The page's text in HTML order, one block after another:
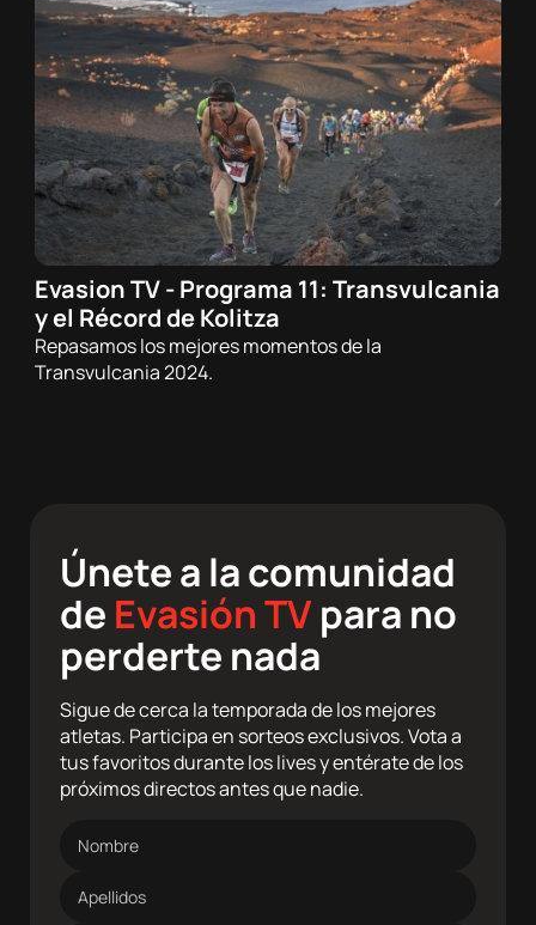
16/05/2024 - 21:00h
Trail
Evasion TV - Programa 11: Transvulcania
y el Récord de Kolitza
Repasamos los mejores momentos de la
Transvulcania 2024.
Únete a la comunidad
de Evasión TVpara no
perderte nada
Sigue de cerca la temporada de los mejores
atletas. Participa en sorteos exclusivos. Vota a
tus favoritos durante los lives y entérate de los
próximos directos antes que nadie.